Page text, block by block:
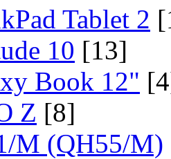
Tablet 2
10 [13]
Book 12"
Z [8]
M (QH55/M)